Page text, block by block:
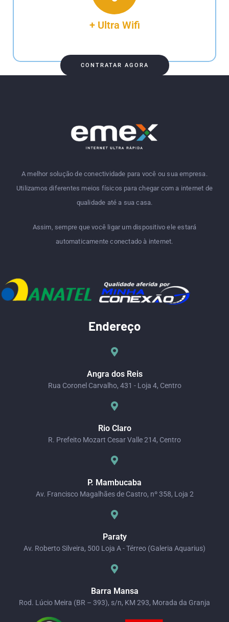
+ Ultra Wifi
CONTRATAR AGORA
A melhor solução de conectividade para você ou sua empresa.
Utilizamos diferentes meios físicos para chegar com a internet de
qualidade até a sua casa.
Assim, sempre que você ligar um dispositivo ele estará
automaticamente conectado à internet.
Endereço
Angra dos Reis
Rua Coronel Carvalho, 431 - Loja 4, Centro
Rio Claro
R. Prefeito Mozart Cesar Valle 214, Centro
P. Mambucaba
Av. Francisco Magalhães de Castro, nº 358, Loja 2
Paraty
Av. Roberto Silveira, 500 Loja A - Térreo (Galeria Aquarius)
Barra Mansa
Rod. Lúcio Meira (BR – 393), s/n, KM 293, Morada da Granja